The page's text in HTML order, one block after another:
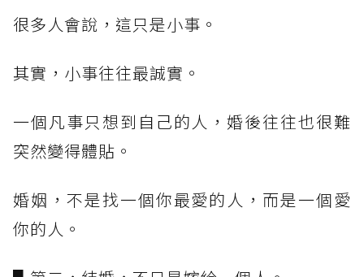
很多人會說，這只是小事。
其實，小事往往最誠實。
一個凡事只想到自己的人，婚後往往也很難
突然變得體貼。
婚姻，不是找一個你最愛的人，而是一個愛
你的人。